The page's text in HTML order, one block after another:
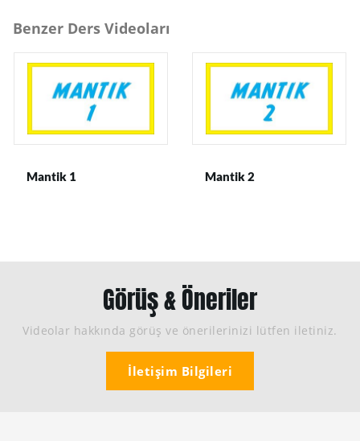
Benzer Ders Videoları
Mantik 1 Mantik 2
Görüş & Öneriler
Videolar hakkında görüş ve önerilerinizi lütfen iletiniz.
İletişim Bilgileri